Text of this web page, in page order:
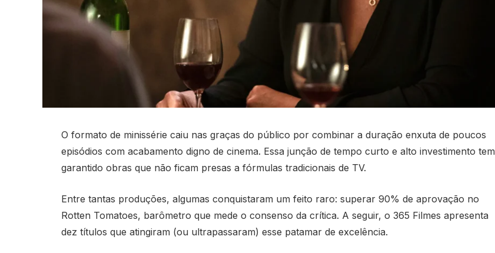
O formato de minissérie caiu nas graças do público por combinar a duração enxuta de poucos
episódios com acabamento digno de cinema. Essa junção de tempo curto e alto investimento tem
garantido obras que não ficam presas a fórmulas tradicionais de TV.
Entre tantas produções, algumas conquistaram um feito raro: superar 90% de aprovação no
Rotten Tomatoes, barômetro que mede o consenso da crítica. A seguir, o 365 Filmes apresenta
dez títulos que atingiram (ou ultrapassaram) esse patamar de excelência.